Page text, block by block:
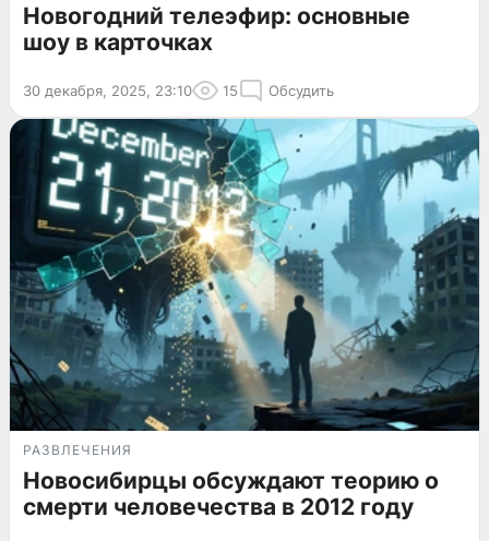
Новогодний телеэфир: основные
шоу в карточках
30 декабря, 2025, 23:10 15 Обсудить
РАЗВЛЕЧЕНИЯ
Новосибирцы обсуждают теорию о
смерти человечества в 2012 году